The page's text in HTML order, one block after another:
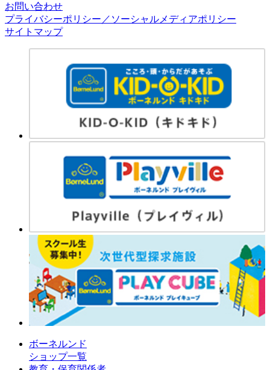
お問い合わせ
プライバシーポリシー／ソーシャルメディアポリシー
サイトマップ
ボーネルンド
ショップ一覧